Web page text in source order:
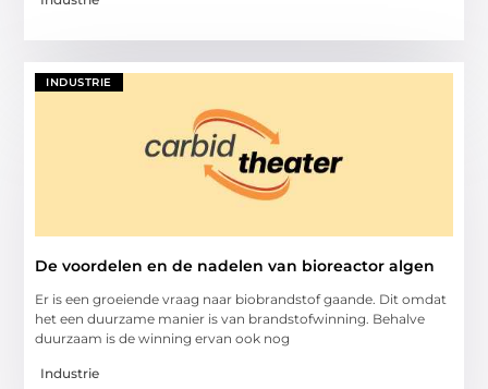
INDUSTRIE
De voordelen en de nadelen van bioreactor algen
Er is een groeiende vraag naar biobrandstof gaande. Dit omdat
het een duurzame manier is van brandstofwinning. Behalve
duurzaam is de winning ervan ook nog
Industrie